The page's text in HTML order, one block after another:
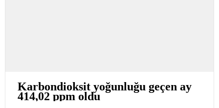
Karbondioksit yoğunluğu geçen ay
414,02 ppm oldu